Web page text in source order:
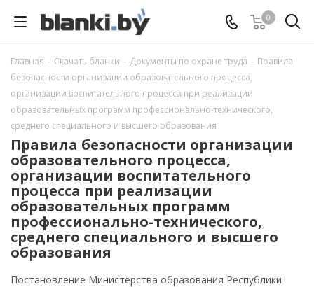
0
Главная - Скачать бланки - Документы по охране труда - Правила
безопасности организации образовательного процесса,
организации воспитательного процесса при реализации
образовательных программ профессионально-технического,
среднего специального и высшего образования
Правила безопасности организации
образовательного процесса,
организации воспитательного
процесса при реализации
образовательных программ
профессионально-технического,
среднего специального и высшего
образования
Постановление Министерства образования Республики